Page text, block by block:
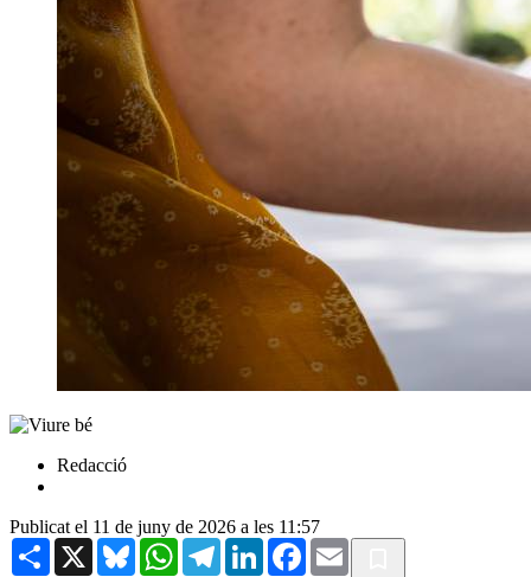
Redacció
Publicat el 11 de juny de 2026 a les 11:57
Share X BlueskyWhatsAppTelegramLinkedInFacebook
Email